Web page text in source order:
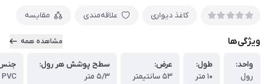
کاغذ دیواری علاقه‌مندی مقایسه
ویژگی‌ها مشاهده همه
واحد:
رول
طول:
۱۰ متر
عرض:
۵۳ سانتیمتر
سطح پوشش هر رول:
۵/۳ متر
جنس
PVC